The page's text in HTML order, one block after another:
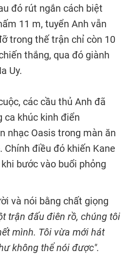
đó rút ngắn cách biệt
11 m, tuyển Anh vẫn
trong thế trận chỉ còn 10
thắng, qua đó giành
Uy.
các cầu thủ Anh đã
ca khúc kinh điển
nhạc Oasis trong màn ăn
Chính điều đó khiến Kane
bước vào buổi phỏng
và nói bằng chất giọng
trận đấu điên rồ, chúng tôi
mình. Tôi vừa mới hát
không thể nói được".